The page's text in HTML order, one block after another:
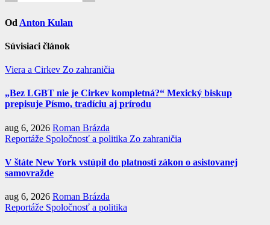
Od Anton Kulan
Súvisiaci článok
Viera a Cirkev Zo zahraničia
„Bez LGBT nie je Cirkev kompletná?“ Mexický biskup
prepisuje Písmo, tradíciu aj prírodu
aug 6, 2026 Roman Brázda
Reportáže Spoločnosť a politika Zo zahraničia
V štáte New York vstúpil do platnosti zákon o asistovanej
samovražde
aug 6, 2026 Roman Brázda
Reportáže Spoločnosť a politika